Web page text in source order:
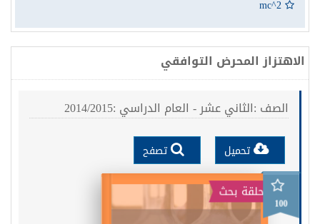
الاهتزاز المحرض التوافقي
الصف :الثاني عشر - العام الدراسي :2014/2015
تحميل تصفح
حلقة بحث
100